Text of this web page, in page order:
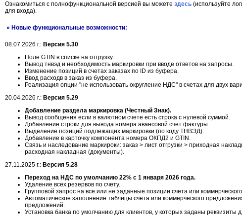
Ознакомиться с полнофункциональной версией вы можете здесь (используйте
для входа).
» Новые функциональные возможности:
08.07.2026 г.: Версия 5.30
Поле GTIN в списке на отгрузку.
Вывод тнвэд и необходимость маркировки при вводе ответов на запросы.
Изменение позиций в счетах заказах по ID из буфера.
Ввод расходв в заказ из буфера.
Реализация опции "не использовать округление НДС" в счетах для двух
20.04.2026 г.: Версия 5.29
Добавление раздела маркировка (Честный Знак).
Вывод сообщения если в валютном счете есть строка с нулевой суммой.
Добавление строки для вывода номера авансовой счет фактуры.
Выделение позиций подлежащих маркировки (по коду ТНВЭД).
Добавление в карточку компонента номера ОКПД2 и GTIN.
Cвязь и наследование маркироки: заказ > лист отгрузки > приходная
расходная накладная (документы).
27.11.2025 г.: Версия 5.28
Переход на НДС по умолчанию 22% с 1 января 2026 года.
Удаление всех резервов по счету.
Групповой запрос на все или не заданные позиции счета или
Автоматическое заполнение таблицы счета или коммерческого
предложений.
Установка банка по умолчанию для клиентов, у которых заданы реквизиты